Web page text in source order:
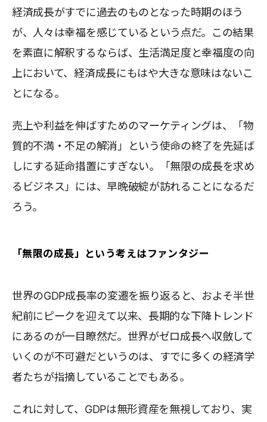
経済成長がすでに過去のものとなった時期のほう
が、人々は幸福を感じているという点だ。この結果
を素直に解釈するならば、生活満足度と幸福度の向
上において、経済成長にもはや大きな意味はないこ
とになる。
売上や利益を伸ばすためのマーケティングは、「物
質的不満・不足の解消」という使命の終了を先延ば
しにする延命措置にすぎない。「無限の成長を求め
るビジネス」には、早晩破綻が訪れることになるだ
ろう。
「無限の成長」という考えはファンタジー
世界のGDP成長率の変遷を振り返ると、およそ半世
紀前にピークを迎えて以来、長期的な下降トレンド
にあるのが一目瞭然だ。世界がゼロ成長へ収斂して
いくのが不可避だというのは、すでに多くの経済学
者たちが指摘していることでもある。
これに対して、GDPは無形資産を無視しており、実